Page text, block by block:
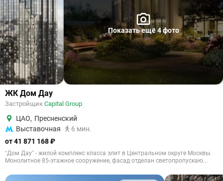
Показать ещё 4 фото
ЖК Дом Дау
Застройщик Capital Group
ЦАО, Пресненский
Выставочная
6 мин.
от 41 871 168 ₽
“Дом Дау” - жилой комплекс класса элит в Центральном округе Москвы.
Монолитное 85-этажное сооружение, фасад отделан светопропускаю...